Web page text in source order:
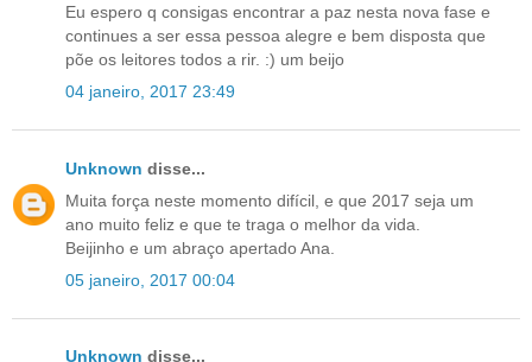
Eu espero q consigas encontrar a paz nesta nova fase e
continues a ser essa pessoa alegre e bem disposta que
põe os leitores todos a rir. :) um beijo
04 janeiro, 2017 23:49
Unknown disse...
Muita força neste momento difícil, e que 2017 seja um
ano muito feliz e que te traga o melhor da vida.
Beijinho e um abraço apertado Ana.
05 janeiro, 2017 00:04
Unknown disse...